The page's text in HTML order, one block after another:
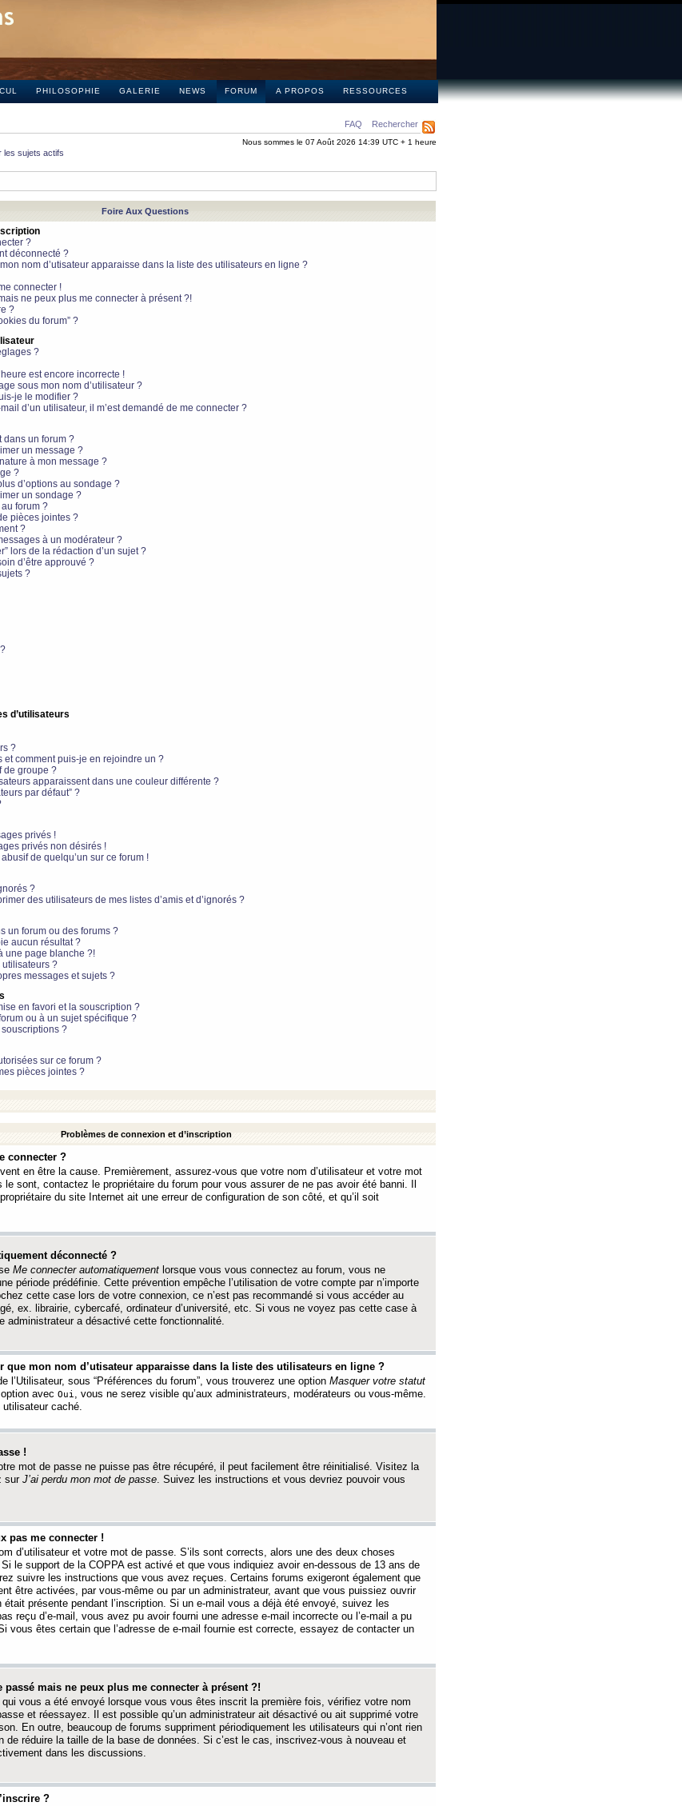
PHILOSOPHIE GALERIE NEWS FORUM A PROPOS RESSOURCES
FAQ Rechercher
Nous sommes le 07 Août 2026 14:39 UTC + 1 heure
les sujets actifs
Foire Aux Questions
?
déconnecté ?
nom d’utisateur apparaisse dans la liste des utilisateurs en ligne ?
connecter !
ne peux plus me connecter à présent ?!
?
du forum” ?
?
est encore incorrecte !
sous mon nom d’utilisateur ?
je le modifier ?
d’un utilisateur, il m’est demandé de me connecter ?
dans un forum ?
un message ?
à mon message ?
?
d’options au sondage ?
un sondage ?
forum ?
pièces jointes ?
?
à un modérateur ?
lors de la rédaction d’un sujet ?
d’être approuvé ?
?
d’utilisateurs
?
et comment puis-je en rejoindre un ?
de groupe ?
apparaissent dans une couleur différente ?
par défaut” ?
privés !
privés non désirés !
de quelqu’un sur ce forum !
?
des utilisateurs de mes listes d’amis et d’ignorés ?
un forum ou des forums ?
aucun résultat ?
une page blanche ?!
?
messages et sujets ?
en favori et la souscription ?
ou à un sujet spécifique ?
?
sur ce forum ?
pièces jointes ?
Problèmes de connexion et d’inscription
connecter ?
en être la cause. Premièrement, assurez-vous que votre nom d’utilisateur et votre mot
sont, contactez le propriétaire du forum pour vous assurer de ne pas avoir été banni. Il
du site Internet ait une erreur de configuration de son côté, et qu’il soit
déconnecté ?
Me connecter automatiquement lorsque vous vous connectez au forum, vous ne
période prédéfinie. Cette prévention empêche l’utilisation de votre compte par n’importe
cette case lors de votre connexion, ce n’est pas recommandé si vous accéder au
ex. librairie, cybercafé, ordinateur d’université, etc. Si vous ne voyez pas cette case à
administrateur a désactivé cette fonctionnalité.
que mon nom d’utisateur apparaisse dans la liste des utilisateurs en ligne ?
l’Utilisateur, sous “Préférences du forum”, vous trouverez une option Masquer votre statut
avec Oui , vous ne serez visible qu’aux administrateurs, modérateurs ou vous-même.
caché.
!
mot de passe ne puisse pas être récupéré, il peut facilement être réinitialisé. Visitez la
sur J’ai perdu mon mot de passe. Suivez les instructions et vous devriez pouvoir vous
pas me connecter !
d’utilisateur et votre mot de passe. S’ils sont corrects, alors une des deux choses
le support de la COPPA est activé et que vous indiquiez avoir en-dessous de 13 ans de
suivre les instructions que vous avez reçues. Certains forums exigeront également que
être activées, par vous-même ou par un administrateur, avant que vous puissiez ouvrir
présente pendant l’inscription. Si un e-mail vous a déjà été envoyé, suivez les
reçu d’e-mail, vous avez pu avoir fourni une adresse e-mail incorrecte ou l’e-mail a pu
vous êtes certain que l’adresse de e-mail fournie est correcte, essayez de contacter un
mais ne peux plus me connecter à présent ?!
qui vous a été envoyé lorsque vous vous êtes inscrit la première fois, vérifiez votre nom
et réessayez. Il est possible qu’un administrateur ait désactivé ou ait supprimé votre
En outre, beaucoup de forums suppriment périodiquement les utilisateurs qui n’ont rien
de réduire la taille de la base de données. Si c’est le cas, inscrivez-vous à nouveau et
dans les discussions.
?